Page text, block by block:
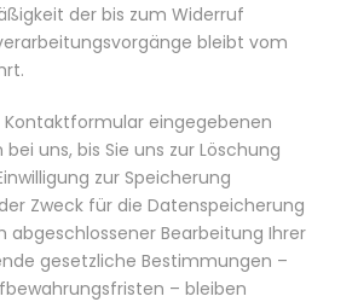
der bis zum Widerruf
bleibt vom
Kontaktformular eingegebenen
uns, bis Sie uns zur Löschung
zur Speicherung
Zweck für die Datenspeicherung
abgeschlossener Bearbeitung Ihrer
gesetzliche Bestimmungen –
– bleiben